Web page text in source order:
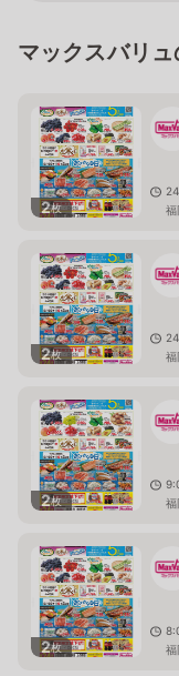
マックスバリ
2枚
福
2枚
福
2枚
福
2枚
福